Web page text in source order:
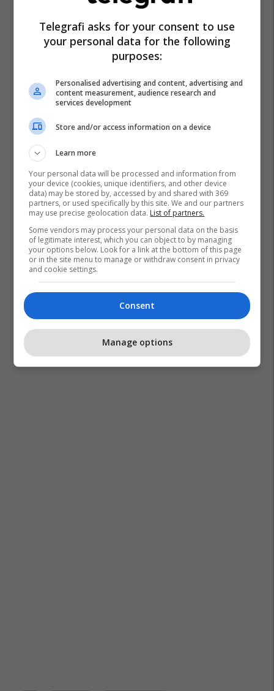
Telegrafi asks for your consent to use
your personal data for the following
purposes:
Personalised advertising and content, advertising and
content measurement, audience research and
services development
Store and/or access information on a device
Learn more
Your personal data will be processed and information from
your device (cookies, unique identifiers, and other device
data) may be stored by, accessed by and shared with 369
partners, or used specifically by this site. We and our partners
may use precise geolocation data. List of partners.
Some vendors may process your personal data on the basis
of legitimate interest, which you can object to by managing
your options below. Look for a link at the bottom of this page
or in the site menu to manage or withdraw consent in privacy
and cookie settings.
Consent
Manage options